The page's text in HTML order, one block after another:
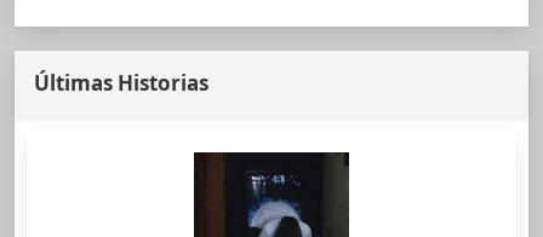
Últimas Historias